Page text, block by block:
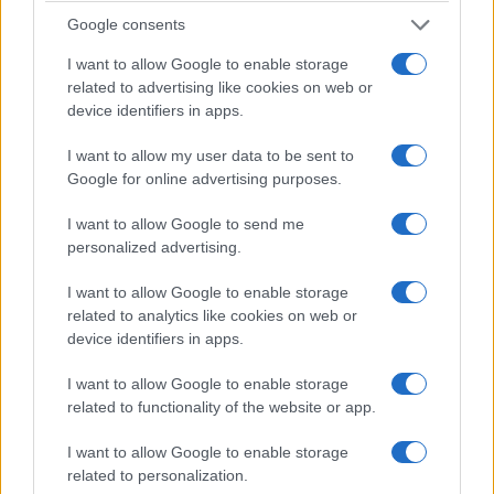
Google consents
I want to allow Google to enable storage
related to advertising like cookies on web or
device identifiers in apps.
I want to allow my user data to be sent to
Google for online advertising purposes.
I want to allow Google to send me
personalized advertising.
I want to allow Google to enable storage
related to analytics like cookies on web or
device identifiers in apps.
I want to allow Google to enable storage
related to functionality of the website or app.
I want to allow Google to enable storage
related to personalization.
favorevole a proseguire”.
Il presidente Ganau ha respinto la richiesta di
rimandare il testo in commissione
richiesta da cinque consiglieri o da un
capogruppo. Il presidente ha quindi messo in
votazione il passaggio agli articoli che è stato
approvato con 31 voti favorevoli. È
che gli emendamenti vengano vagliati
con attenzione e ha chiesto che l’aula
venga sospesa e che si riporti il testo in
commissione.“Gli emendamenti pongono
dei problemi così profondi e importanti che
non è pensabile che non si provveda a un
rinvio in commissione”, ha affermato.